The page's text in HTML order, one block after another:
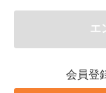
会員登